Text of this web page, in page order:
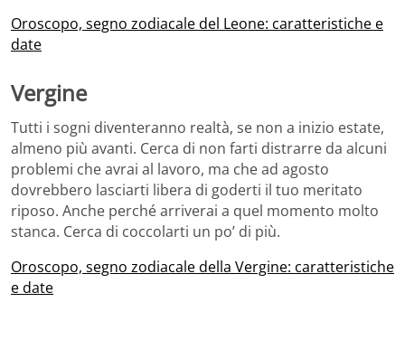
Oroscopo, segno zodiacale del Leone: caratteristiche e
date
Vergine
Tutti i sogni diventeranno realtà, se non a inizio estate,
almeno più avanti. Cerca di non farti distrarre da alcuni
problemi che avrai al lavoro, ma che ad agosto
dovrebbero lasciarti libera di goderti il tuo meritato
riposo. Anche perché arriverai a quel momento molto
stanca. Cerca di coccolarti un po’ di più.
Oroscopo, segno zodiacale della Vergine: caratteristiche
e date